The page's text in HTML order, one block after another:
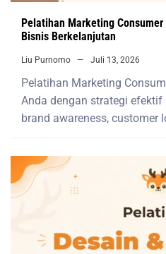
Pelatihan Marketing
Bisnis Berkelanjutan
Liu Purnomo Juli 13, 2026
Pelatihan Marketing
Anda dengan strategi
brand awareness, customer